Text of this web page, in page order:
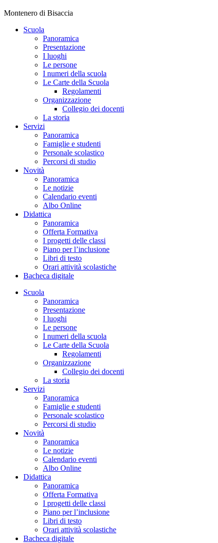
Montenero di Bisaccia
Scuola
Panoramica
Presentazione
I luoghi
Le persone
I numeri della scuola
Le Carte della Scuola
Regolamenti
Organizzazione
Collegio dei docenti
La storia
Servizi
Panoramica
Famiglie e studenti
Personale scolastico
Percorsi di studio
Novità
Panoramica
Le notizie
Calendario eventi
Albo Online
Didattica
Panoramica
Offerta Formativa
I progetti delle classi
Piano per l’inclusione
Libri di testo
Orari attività scolastiche
Bacheca digitale
Scuola
Panoramica
Presentazione
I luoghi
Le persone
I numeri della scuola
Le Carte della Scuola
Regolamenti
Organizzazione
Collegio dei docenti
La storia
Servizi
Panoramica
Famiglie e studenti
Personale scolastico
Percorsi di studio
Novità
Panoramica
Le notizie
Calendario eventi
Albo Online
Didattica
Panoramica
Offerta Formativa
I progetti delle classi
Piano per l’inclusione
Libri di testo
Orari attività scolastiche
Bacheca digitale